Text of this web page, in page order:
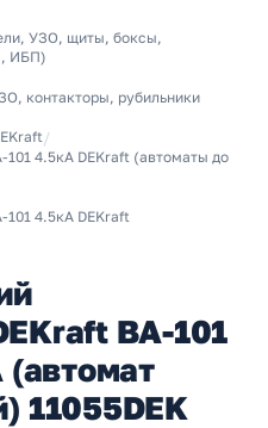
УЗО, щиты, боксы,
ИБП)
контакторы, рубильники
/
4.5кА DEKraft (автоматы до
4.5кА DEKraft
ВА-101
(автомат
11055DEK